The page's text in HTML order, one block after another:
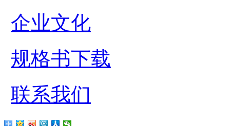
企业文化
规格书下载
联系我们